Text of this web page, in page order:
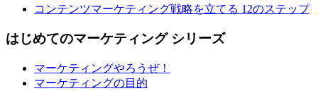
コンテンツマーケティング戦略を立てる 12のステップ
はじめてのマーケティング シリーズ
マーケティングやろうぜ！
マーケティングの目的